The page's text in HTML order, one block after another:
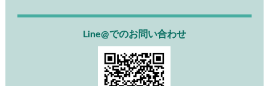
Line@でのお問い合わせ